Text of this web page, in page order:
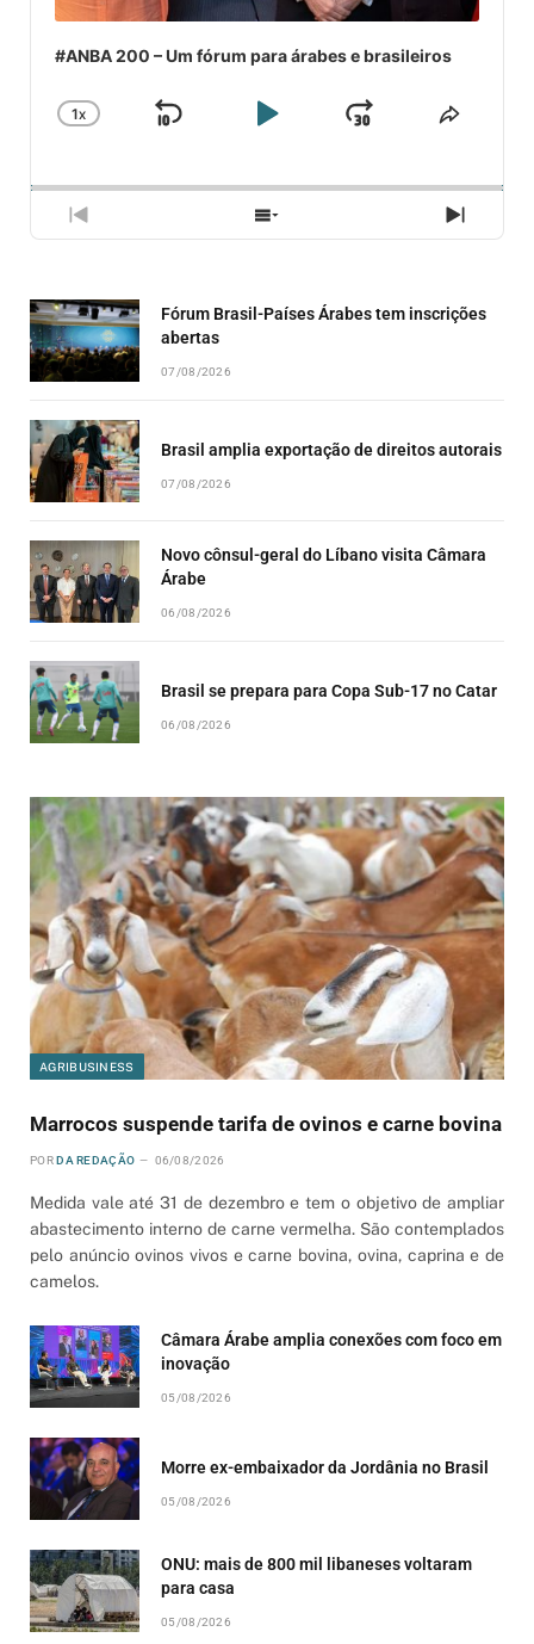
#ANBA 200 – Um fórum para árabes e brasileiros
CHANGE
1X
SKIP
PLAYJUMP
PREVIOUS
EPISODE
SHOW
EPISODES
NEXT
Fórum Brasil-Países Árabes tem inscrições
abertas
07/08/2026
Brasil amplia exportação de direitos autorais
07/08/2026
Novo cônsul-geral do Líbano visita Câmara
Árabe
06/08/2026
Brasil se prepara para Copa Sub-17 no Catar
06/08/2026
AGRIBUSINESS
Marrocos suspende tarifa de ovinos e carne bovina
POR DA REDAÇÃO 06/08/2026
Medida vale até 31 de dezembro e tem o objetivo de ampliar
abastecimento interno de carne vermelha. São contemplados
pelo anúncio ovinos vivos e carne bovina, ovina, caprina e de
camelos.
Câmara Árabe amplia conexões com foco em
inovação
05/08/2026
Morre ex-embaixador da Jordânia no Brasil
05/08/2026
ONU: mais de 800 mil libaneses voltaram
para casa
05/08/2026